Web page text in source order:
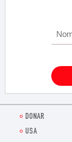
DONAR
USA